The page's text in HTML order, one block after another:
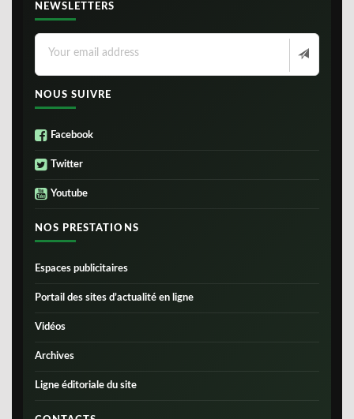
NEWSLETTERS
NOUS SUIVRE
Facebook
Twitter
Youtube
NOS PRESTATIONS
Espaces publicitaires
Portail des sites d’actualité en ligne
Vidéos
Archives
Ligne éditoriale du site